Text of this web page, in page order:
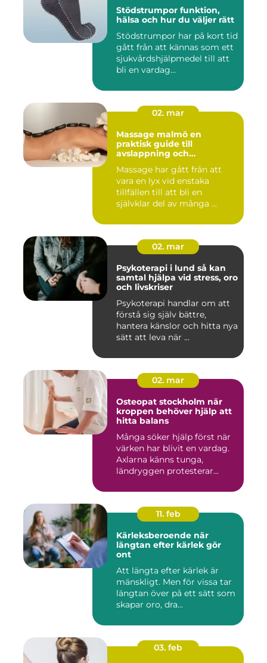
Stödstrumpor funktion,
hälsa och hur du väljer rätt
Stödstrumpor har på kort tid
gått från att kännas som ett
sjukvårdshjälpmedel till att
bli en vardag...
02. mar
Massage malmö en
praktisk guide till
avslappning och
Massage har gått från att
vara en lyx vid enstaka
tillfällen till att bli en
självklar del av många ...
02. mar
Psykoterapi i lund så kan
samtal hjälpa vid stress, oro
och livskriser
Psykoterapi handlar om att
förstå sig själv bättre,
hantera känslor och hitta nya
sätt att leva när ...
02. mar
Osteopat stockholm när
kroppen behöver hjälp att
hitta balans
Många söker hjälp först när
värken har blivit en vardag.
Axlarna känns tunga,
ländryggen protesterar...
11. feb
Kärleksberoende när
längtan efter kärlek gör
ont
Att längta efter kärlek är
mänskligt. Men för vissa tar
längtan över på ett sätt som
skapar oro, dra...
03. feb